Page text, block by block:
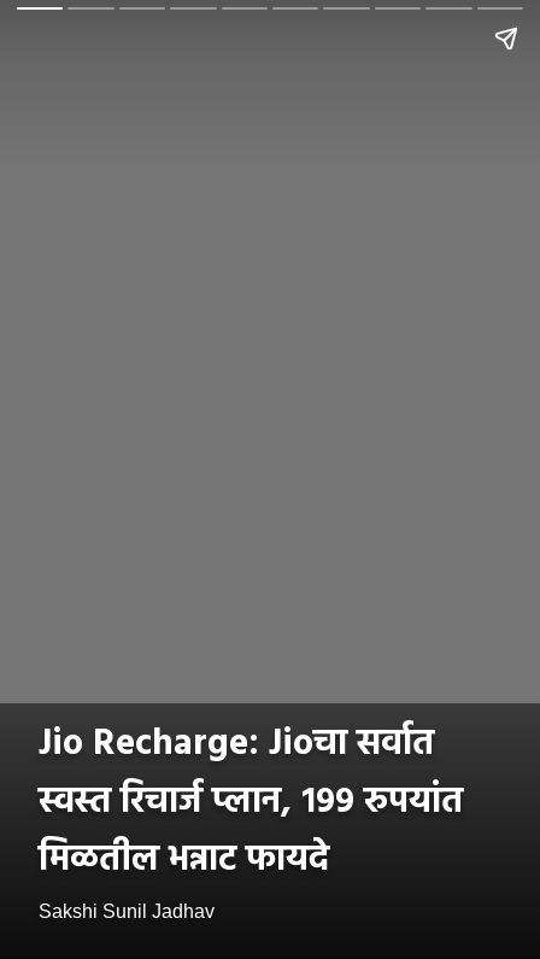
Jio Recharge: Jioचा सर्वात
स्वस्त रिचार्ज प्लान, १९९ रुपयांत
मिळतील भन्नाट फायदे
Sakshi Sunil Jadhav